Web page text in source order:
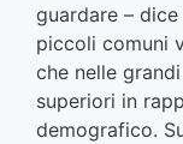
guardare –
piccoli comuni
che nelle
superiori in
demografico.